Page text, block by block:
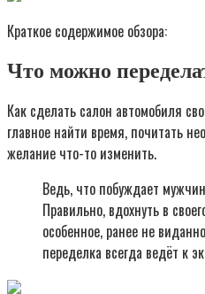
Краткое содержимое обзора:
Что можно
Как сделать салон автомобиля
главное найти время, почитать
желание что-то изменить.
Ведь, что побуждает
Правильно, вдохнуть в
особенное, ранее не
переделка всегда ведёт к